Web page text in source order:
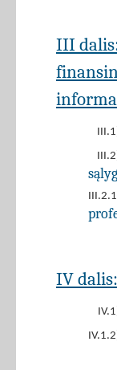
III
IV